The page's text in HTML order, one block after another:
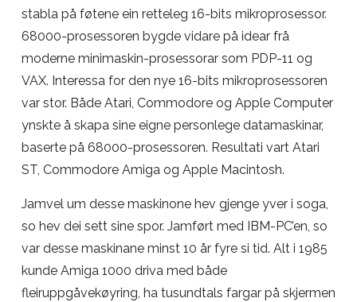
stabla på føtene ein retteleg 16-bits mikroprosessor.
68000-prosessoren bygde vidare på idear frå
moderne minimaskin-prosessorar som PDP-11 og
VAX. Interessa for den nye 16-bits mikroprosessoren
var stor. Både Atari, Commodore og Apple Computer
ynskte å skapa sine eigne personlege datamaskinar,
baserte på 68000-prosessoren. Resultati vart Atari
ST, Commodore Amiga og Apple Macintosh.
Jamvel um desse maskinone hev gjenge yver i soga,
so hev dei sett sine spor. Jamført med IBM-PC’en, so
var desse maskinane minst 10 år fyre si tid. Alt i 1985
kunde Amiga 1000 driva med både
fleiruppgåvekøyring, ha tusundtals fargar på skjermen